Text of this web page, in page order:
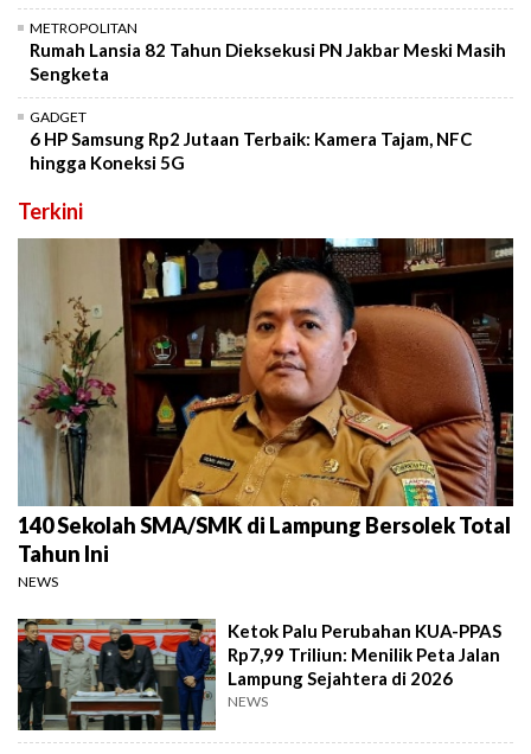
METROPOLITAN
Rumah Lansia 82 Tahun Dieksekusi PN Jakbar Meski Masih
Sengketa
GADGET
6 HP Samsung Rp2 Jutaan Terbaik: Kamera Tajam, NFC
hingga Koneksi 5G
Terkini
140 Sekolah SMA/SMK di Lampung Bersolek Total
Tahun Ini
NEWS
Ketok Palu Perubahan KUA-PPAS
Rp7,99 Triliun: Menilik Peta Jalan
Lampung Sejahtera di 2026
NEWS